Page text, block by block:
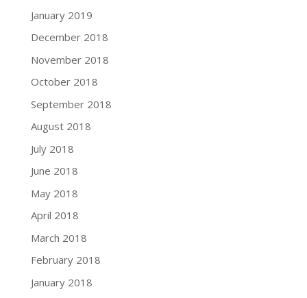
January 2019
December 2018
November 2018
October 2018
September 2018
August 2018
July 2018
June 2018
May 2018
April 2018
March 2018
February 2018
January 2018